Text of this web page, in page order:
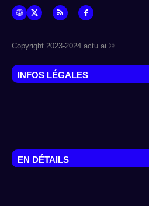
© Copyright 2023-2024 actu.ai
INFOS LÉGALES
EN DÉTAILS